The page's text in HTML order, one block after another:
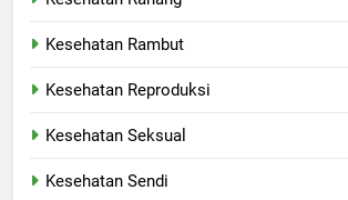
Kesehatan Rambut
Kesehatan Reproduksi
Kesehatan Seksual
Kesehatan Sendi